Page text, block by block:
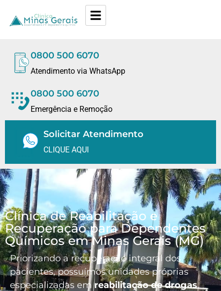
0800 500 6070
Atendimento via WhatsApp
0800 500 6070
Emergência e Remoção
Solicitar Atendimento
CLIQUE AQUI
Clínica de Reabilitação e
Recuperação para Dependentes
Químicos em Minas Gerais (MG)
Priorizando a recuperação integral dos
pacientes, possuímos unidades próprias
especializadas emreabilitação de drogas,